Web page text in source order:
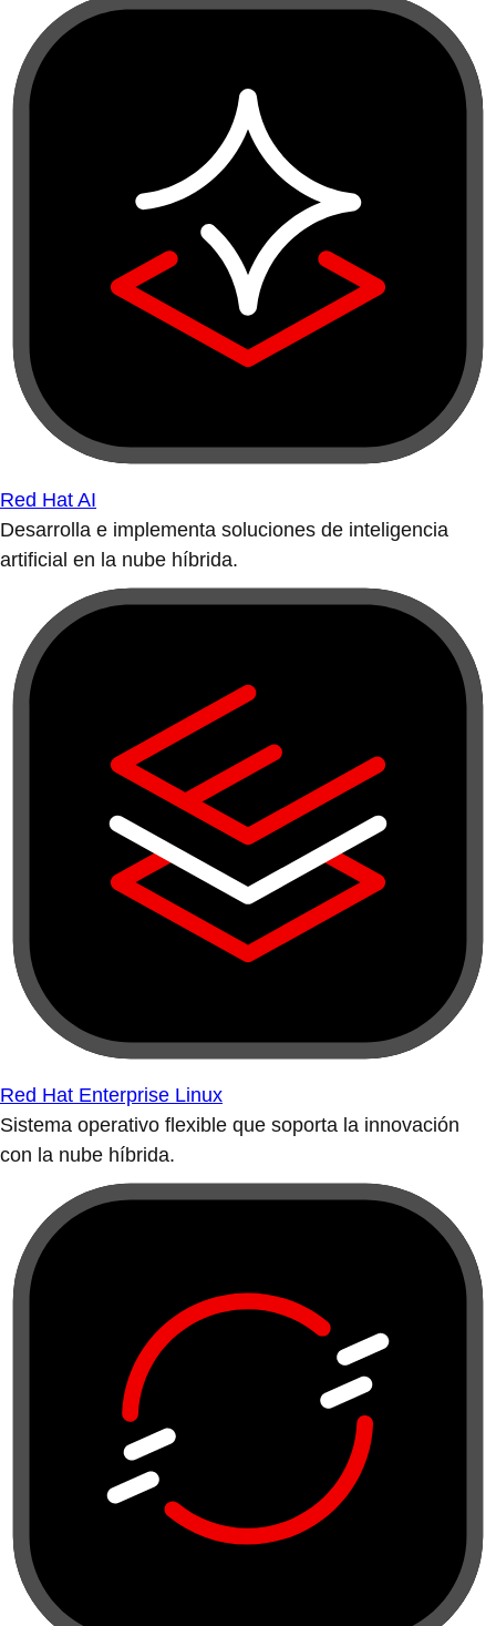
Red Hat AI
Desarrolla e implementa soluciones de inteligencia
artificial en la nube híbrida.
Red Hat Enterprise Linux
Sistema operativo flexible que soporta la innovación
con la nube híbrida.